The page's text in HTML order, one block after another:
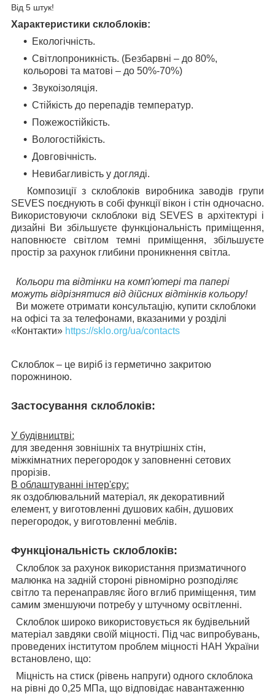
Від 5 штук!
Характеристики склоблоків:
Екологічність.
Світлопроникність. (Безбарвні – до 80%,
кольорові та матові – до 50%-70%)
Звукоізоляція.
Стійкість до перепадів температур.
Пожежостійкість.
Вологостійкість.
Довговічність.
Невибагливість у догляді.
Композиції з склоблоків виробника заводів групи
SEVES поєднують в собі функції вікон і стін одночасно.
Використовуючи склоблоки від SEVES в архітектурі і
дизайні Ви збільшуєте функціональність приміщення,
наповнюєте світлом темні приміщення, збільшуєте
простір за рахунок глибини проникнення світла.
Кольори та відтінки на комп'ютері та папері
можуть відрізнятися від дійсних відтінків кольору!
Ви можете отримати консультацію, купити склоблоки
на офісі та за телефонами, вказаними у розділі
«Контакти» https://sklo.org/ua/contacts
Склоблок – це виріб із герметично закритою
порожниною.
Застосування склоблоків:
У будівництві:
для зведення зовнішніх та внутрішніх стін,
міжкімнатних перегородок у заповненні сетових
прорізів.
В облаштуванні інтер'єру:
як оздоблювальний матеріал, як декоративний
елемент, у виготовленні душових кабін, душових
перегородок, у виготовленні меблів.
Функціональність склоблоків:
Склоблок за рахунок використання призматичного
малюнка на задній стороні рівномірно розподіляє
світло та перенаправляє його вглиб приміщення, тим
самим зменшуючи потребу у штучному освітленні.
Склоблок широко використовується як будівельний
матеріал завдяки своїй міцності. Під час випробувань,
проведених інститутом проблем міцності НАН України
встановлено, що:
Міцність на стиск (рівень напруги) одного склоблока
на рівні до 0,25 МПа, що відповідає навантаженню